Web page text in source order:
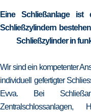
Eine Schließanlage ist
Schließzylindern
Schließzylinder in
Wir sind ein kompetenter
individuell gefertigter
Evva. Bei
Zentralschlossanlagen,